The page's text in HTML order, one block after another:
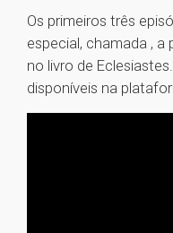
Os primeiros três
especial, chamada , a
no livro de
disponíveis na